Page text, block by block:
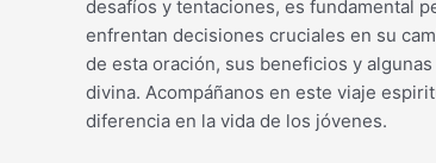
desafíos y tentaciones, es fundamental
enfrentan decisiones cruciales en su
de esta oración, sus beneficios y
divina. Acompáñanos en este viaje
diferencia en la vida de los jóvenes.